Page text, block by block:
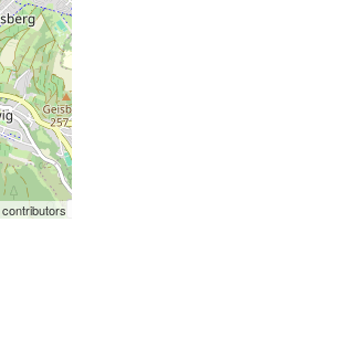
contributors